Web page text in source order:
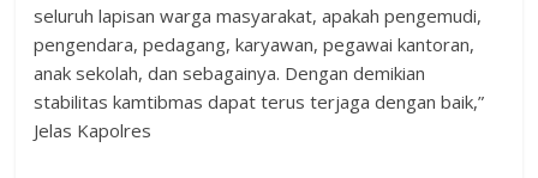
seluruh lapisan warga masyarakat, apakah pengemudi,
pengendara, pedagang, karyawan, pegawai kantoran,
anak sekolah, dan sebagainya. Dengan demikian
stabilitas kamtibmas dapat terus terjaga dengan baik,”
Jelas Kapolres